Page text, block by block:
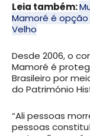
Leia também:
Mamoré é
Velho
Desde 2006, o
Mamoré é
Brasileiro por
do Património
“Ali pessoas
pessoas